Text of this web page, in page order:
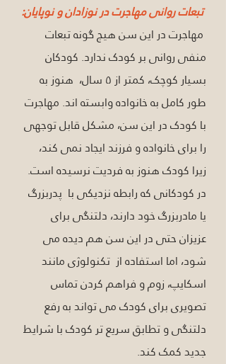
تبعات روانی مهاجرت در نوزادان و نوپایان:
مهاجرت در این سن هیچ گونه تبعات
منفی روانی بر کودک ندارد. کودکان
بسیار کوچک، کمتر از ۵ سال،  هنوز به
طور کامل به خانواده وابسته اند. مهاجرت
با کودک در این سن، مشکل قابل توجهی
را برای خانواده و فرزند ایجاد نمی کند،
زیرا کودک هنوز به فردیت نرسیده است.
در کودکانی که رابطه نزدیکی با  پدربزرگ
یا مادربزرگ خود دارند، دلتنگی برای
عزیزان حتی در این سن هم دیده می
شود، اما استفاده از  تکنولوژی مانند
اسکایپ، زوم و فراهم کردن تماس
تصویری برای کودک می تواند به رفع
دلتنگی و تطابق سریع تر کودک با شرایط
جدید کمک کند.